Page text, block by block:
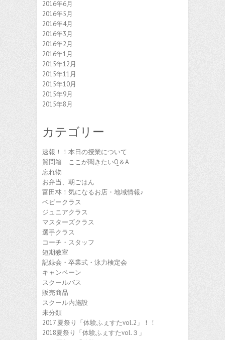
2016年6月
2016年5月
2016年4月
2016年3月
2016年2月
2016年1月
2015年12月
2015年11月
2015年10月
2015年9月
2015年8月
カテゴリー
速報！！本日の授業について
質問箱 ここが聞きたいQ＆A
忘れ物
お弁当、朝ごはん
富田林！気になるお店・地域情報♪
ベビークラス
ジュニアクラス
マスターズクラス
選手クラス
コーチ・スタッフ
短期教室
記録会・卒業式・泳力検定会
キャンペーン
スクールバス
販売商品
スクール内施設
未分類
2017 夏祭り「体験ふぇすたvol.2」！！
2018夏祭り「体験ふぇすたvol.３」